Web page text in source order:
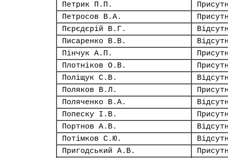
Петрик П.П.
Петросов В.А.
Пєрєдєрій В.Г.
Писаренко В.В.
Пінчук А.П.
Плотніков О.В.
Поліщук С.В.
Поляков В.Л.
Поляченко В.А.
Попеску І.В.
Портнов А.В.
Потімков С.Ю.
Пригодський А.В.